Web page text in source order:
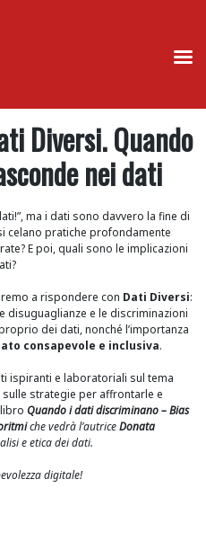
Diversi. Quando
nei dati
ma i dati sono davvero la fine di
celano pratiche profondamente
E poi, quali sono le implicazioni
a rispondere con Dati Diversi:
disuguaglianze e le discriminazioni
dei dati, nonché l’importanza
consapevole e inclusiva.
ispiranti e laboratoriali sul tema
strategie per affrontarle e
Quando i dati discriminano – Bias
che vedrà l’autriceDonata
e etica dei dati.
digitale!